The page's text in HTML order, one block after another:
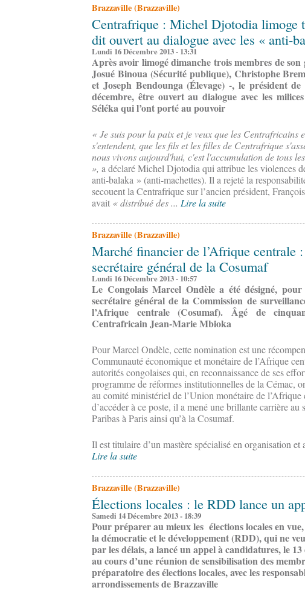
Brazzaville (Brazzaville)
Centrafrique : Michel Djotodia limoge
dit ouvert au dialogue avec les « anti-
Lundi 16 Décembre 2013 - 13:31
Après avoir limogé dimanche trois membres de
Josué Binoua (Sécurité publique), Christophe
et Joseph Bendounga (Élevage) -, le président
décembre, être ouvert au dialogue avec les
Séléka qui l’ont porté au pouvoir
« Je suis pour la paix et je veux que les Centrafricains
s'entendent, que les fils et les filles de Centrafrique
nous vivons aujourd'hui, c'est l'accumulation de tous
», a déclaré Michel Djotodia qui attribue les violences
anti-balaka » (anti-machettes). Il a rejeté la
secouent la Centrafrique sur l’ancien président,
avait « distribué des ... Lire la suite
Brazzaville (Brazzaville)
Marché financier de l’Afrique centrale
secrétaire général de la Cosumaf
Lundi 16 Décembre 2013 - 10:57
Le Congolais Marcel Ondèle a été désigné,
secrétaire général de la Commission de
l’Afrique centrale (Cosumaf). Âgé de
Centrafricain Jean-Marie Mbioka
Pour Marcel Ondèle, cette nomination est une
Communauté économique et monétaire de l’Afrique
autorités congolaises qui, en reconnaissance de ses
programme de réformes institutionnelles de la Cémac,
au comité ministériel de l’Union monétaire de
d’accéder à ce poste, il a mené une brillante carrière
Paribas à Paris ainsi qu’à la Cosumaf.
Il est titulaire d’un mastère spécialisé en organisation et
Lire la suite
Brazzaville (Brazzaville)
Élections locales : le RDD lance un
Samedi 14 Décembre 2013 - 18:39
Pour préparer au mieux les élections locales en
la démocratie et le développement (RDD), qui ne
par les délais, a lancé un appel à candidatures, le
au cours d’une réunion de sensibilisation des
préparatoire des élections locales, avec les
arrondissements de Brazzaville